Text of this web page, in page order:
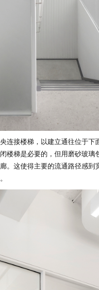
连接楼梯，以建立通往位于下
楼梯是必要的，但用磨砂玻璃
。这使得主要的流通路径感到